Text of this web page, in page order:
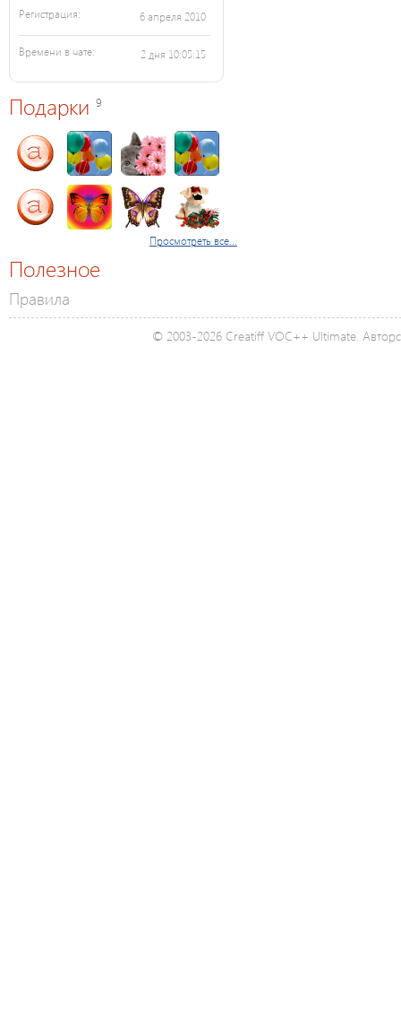
Регистрация: 6 апреля 2010
Времени в чате: 2 дня 10:05:15
Подарки 9
Просмотреть все...
Полезное
Правила
© 2003-2026 Creatiff VOC++ Ultimate.